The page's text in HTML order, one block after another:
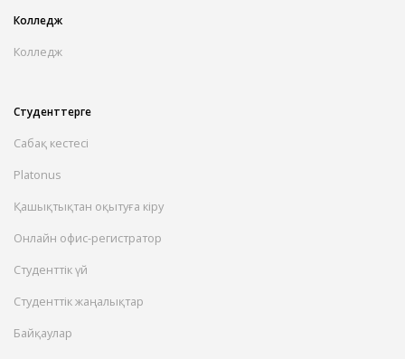
Колледж
Колледж
Студенттерге
Сабақ кестесі
Platonus
Қашықтықтан оқытуға кіру
Онлайн офис-регистратор
Студенттік үй
Студенттік жаңалықтар
Байқаулар